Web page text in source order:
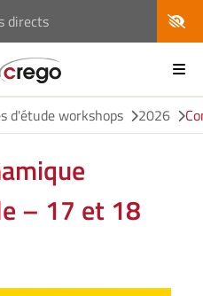
directs
d'étude workshops 2026
– 17 et 18